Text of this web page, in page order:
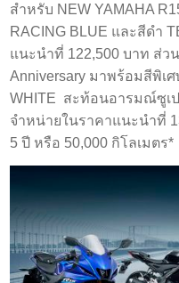
สำหรับ NEW YAMAHA
RACING BLUE และสีดำ
แนะนำที่ 122,500 บาท ส่ว
Anniversary มาพร้อมสีพิเศ
WHITE สะท้อนอารมณ์ซูเ
จำหน่ายในราคาแนะนำที่
5 ปี หรือ 50,000 กิโลเมตร*